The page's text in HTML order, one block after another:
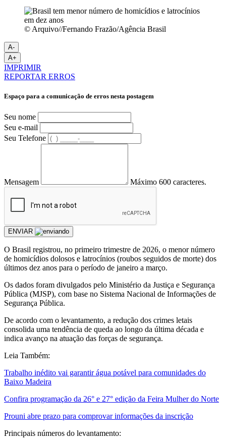
© Arquivo//Fernando Frazão/Agência Brasil
A-
A+
IMPRIMIR
REPORTAR ERROS
Espaço para a comunicação de erros nesta postagem
Seu nome
Seu e-mail
Seu Telefone
Mensagem Máximo 600 caracteres.
ENVIAR
O Brasil registrou, no primeiro trimestre de 2026, o menor número
de homicídios dolosos e latrocínios (roubos seguidos de morte) dos
últimos dez anos para o período de janeiro a março.
Os dados foram divulgados pelo Ministério da Justiça e Segurança
Pública (MJSP), com base no Sistema Nacional de Informações de
Segurança Pública.
De acordo com o levantamento, a redução dos crimes letais
consolida uma tendência de queda ao longo da última década e
indica avanço na atuação das forças de segurança.
Leia Também:
Trabalho inédito vai garantir água potável para comunidades do
Baixo Madeira
Confira programação da 26° e 27° edição da Feira Mulher do Norte
Prouni abre prazo para comprovar informações da inscrição
Principais números do levantamento: